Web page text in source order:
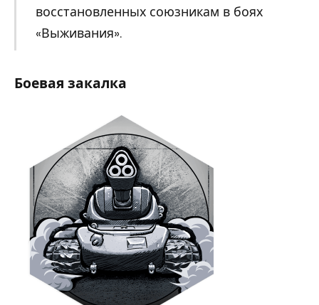
восстановленных союзникам в боях
«Выживания».
Боевая закалка